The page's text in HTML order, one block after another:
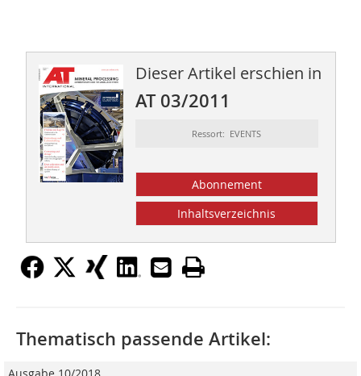
Dieser Artikel erschien in
AT 03/2011
Ressort: EVENTS
Abonnement
Inhaltsverzeichnis
Thematisch passende Artikel: